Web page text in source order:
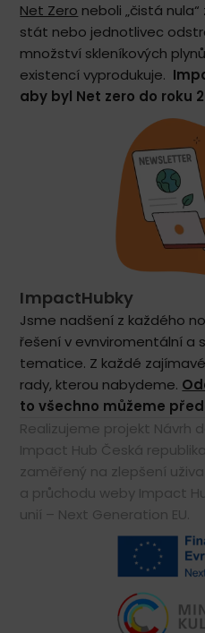
Net Zero neboli „čistá
stát nebo jednotlivec
množství skleníkových
existencí vyprodukuje.
aby byl Net zero do roku
ImpactHubky
Jsme nadšení z každého
řešení v evnviromentální a
tematice. Z každé
rady, kterou nabydeme.
to všechno můžeme
Realizujeme projekt Návrh
Impact Hub Česká
zaměřený na zlepšení
a průchodu weby Impact
unií – Next Generation EU.